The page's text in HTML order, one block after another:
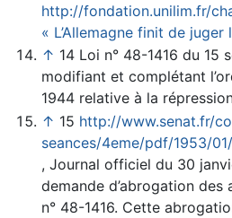
http://fondation.unilim.fr/
« L’Allemagne finit de
↑ 14 Loi n° 48-1416 du 15
modifiant et complétant
1944 relative à la
↑ 15 http://www.senat.fr/
seances/4eme/pdf/1953/
, Journal officiel du 30
demande d’abrogation
n° 48-1416. Cette